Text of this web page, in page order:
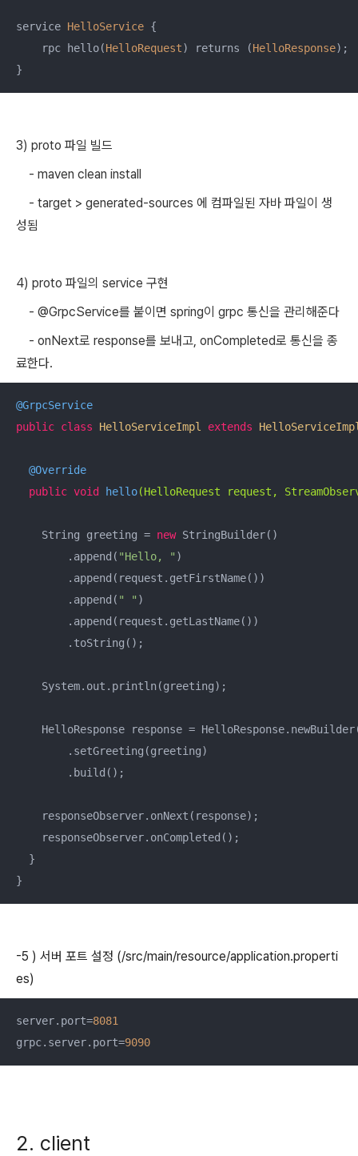
service HelloService {
    rpc hello(
HelloRequest) returns (HelloResponse);
}
3) proto 파일 빌드
- maven clean install
- target > generated-sources 에 컴파일된 자바 파일이 생
성됨
4) proto 파일의 service 구현
- @GrpcService를 붙이면 spring이 grpc 통신을 관리해준다
- onNext로 response를 보내고, onCompleted로 통신을 종
료한다.
@GrpcService
public class HelloServiceImpl extends
@Override
public void hello(HelloRequest request,
    String greeting =
new StringBuilder()
        .append(
"Hello, " )
        .append(request.getFirstName())
        .append(
" " )
        .append(request.getLastName())
        .toString();
    System.out.println(greeting);
HelloResponse response =
        .setGreeting(greeting)
        .build();
    responseObserver.onNext(response);
    responseObserver.onCompleted();
  }
}
-5 ) 서버 포트 설정 (/src/main/resource/application.properti
es)
server.port=8081
grpc.server.port=9090
2. client